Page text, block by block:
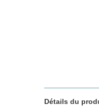
Détails du